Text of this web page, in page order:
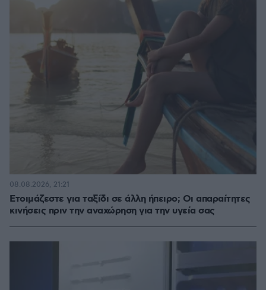
Ετοιμάζεστε για ταξίδι σε άλλη ήπειρο; Οι απαραίτητες
κινήσεις πριν την αναχώρηση για την υγεία σας
08.08.2026, 21:21